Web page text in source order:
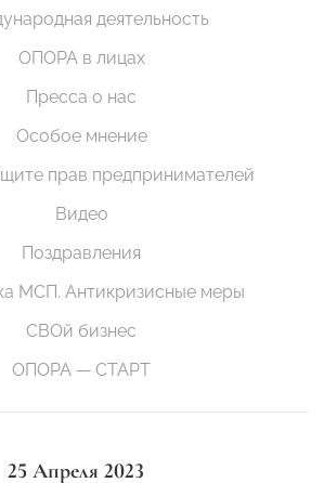
деятельность
ОПОРА в лицах
Пресса о нас
Особое мнение
прав предпринимателей
Видео
Поздравления
МСП. Антикризисные меры
СВОй бизнес
ОПОРА — СТАРТ
25 Апреля 2023